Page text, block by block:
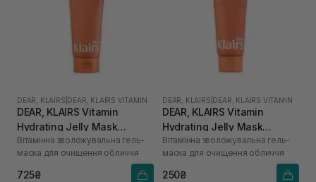
DEAR, KLAIRS DEAR, KLAIRS VITAMIN
DEAR, KLAIRS Vitamin
Hydrating Jelly Mask
Cleanser 150 мл
Вітамінна зволожувальна гель-
маска для очищення обличчя
725₴
DEAR, KLAIRS DEAR, KLAIRS VITAMIN
DEAR, KLAIRS Vitamin
Hydrating Jelly Mask
Cleanser 20 мл
Вітамінна зволожувальна гель-
маска для очищення обличчя
250₴